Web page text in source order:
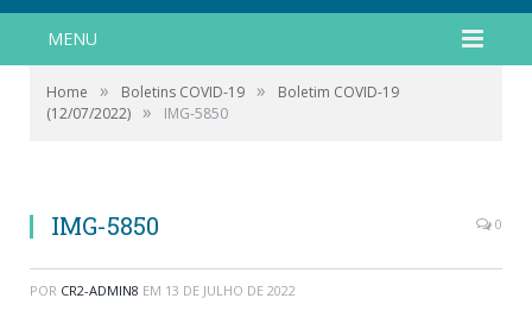
MENU
Home » Boletins COVID-19 »
Boletim COVID-19
(12/07/2022) » IMG-5850
IMG-5850 0
POR CR2-ADMIN8 EM 13 DE JULHO DE 2022